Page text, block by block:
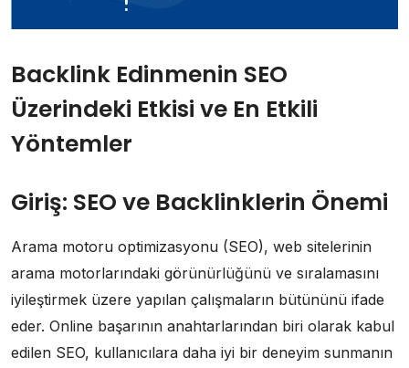
Backlink Edinmenin SEO
Üzerindeki Etkisi ve En Etkili
Yöntemler
Giriş: SEO ve Backlinklerin Önemi
Arama motoru optimizasyonu (SEO), web sitelerinin
arama motorlarındaki görünürlüğünü ve sıralamasını
iyileştirmek üzere yapılan çalışmaların bütününü ifade
eder. Online başarının anahtarlarından biri olarak kabul
edilen SEO, kullanıcılara daha iyi bir deneyim sunmanın